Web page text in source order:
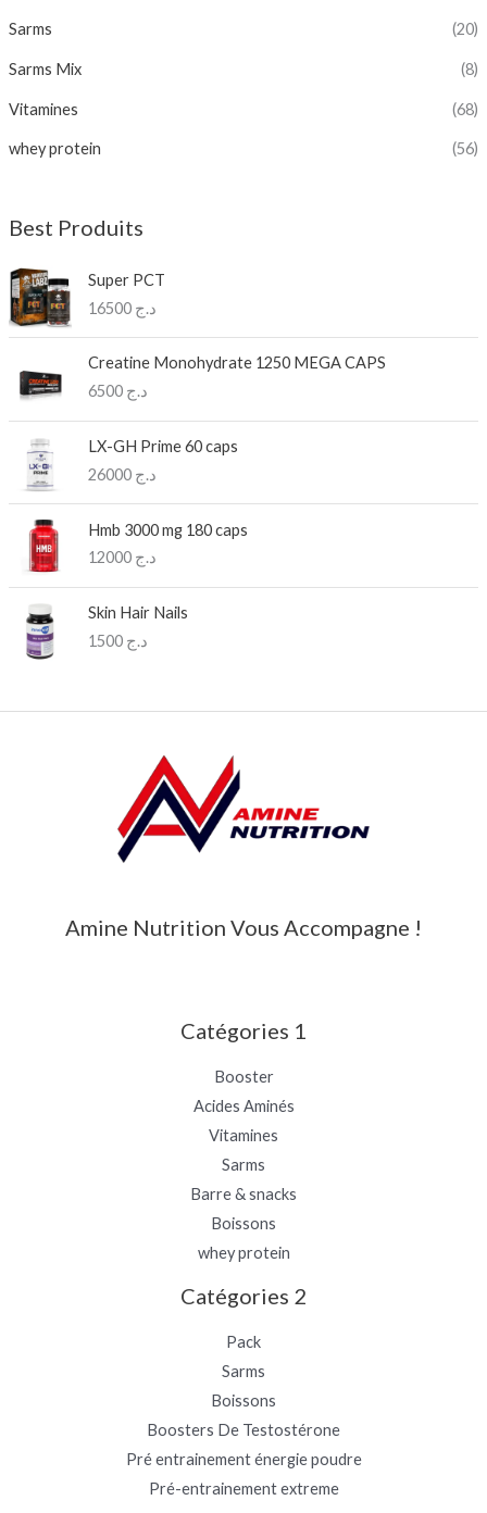
Sarms (20)
Sarms Mix (8)
Vitamines (68)
whey protein (56)
Best Produits
Super PCT
د.ج 16500
Creatine Monohydrate 1250 MEGA CAPS
د.ج 6500
LX-GH Prime 60 caps
د.ج 26000
Hmb 3000 mg 180 caps
د.ج 12000
Skin Hair Nails
د.ج 1500
Amine Nutrition Vous Accompagne !
Catégories 1
Booster
Acides Aminés
Vitamines
Sarms
Barre & snacks
Boissons
whey protein
Catégories 2
Pack
Sarms
Boissons
Boosters De Testostérone
Pré entrainement énergie poudre
Pré-entrainement extreme